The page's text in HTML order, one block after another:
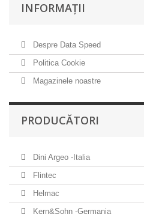
INFORMAŢII
Despre Data Speed
Politica Cookie
Magazinele noastre
PRODUCĂTORI
Dini Argeo -Italia
Flintec
Helmac
Kern&Sohn -Germania